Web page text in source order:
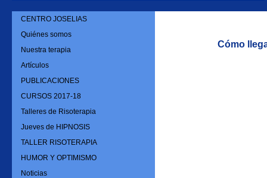
Cómo
CENTRO JOSELIAS
Quiénes somos
Nuestra terapia
Artículos
PUBLICACIONES
CURSOS 2017-18
Talleres de Risoterapia
Jueves de HIPNOSIS
TALLER RISOTERAPIA
HUMOR Y OPTIMISMO
Noticias